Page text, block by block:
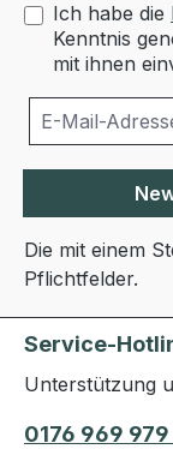
Ich habe die
Kenntnis
mit ihnen
Die mit einem
Pflichtfelder.
Service-
Unterstützung
0176 969